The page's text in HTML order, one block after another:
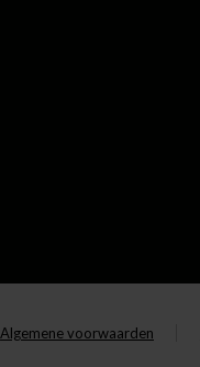
Algemene voorwaarden